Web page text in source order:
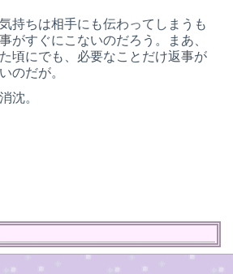
持ちは相手にも伝わってしまうも
がすぐにこないのだろう。まあ、
頃にでも、必要なことだけ返事が
のだが。
沈。